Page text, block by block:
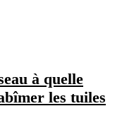
à quelle
les tuiles